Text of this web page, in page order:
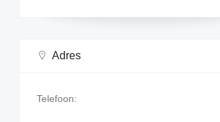
Adres
Telefoon: